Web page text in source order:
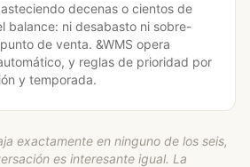
decenas o cientos de
balance: ni desabasto ni sobre-
de venta. &WMS opera
y reglas de prioridad por
y temporada.
exactamente en ninguno de los seis,
es interesante igual. La